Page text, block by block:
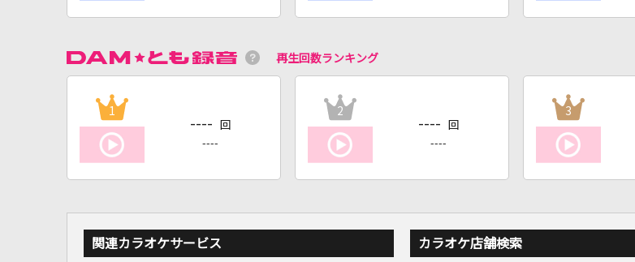
再生回数ランキング
1
---- 回
----
2
---- 回
----
3
関連カラオケサービス カラオケ店舗検索